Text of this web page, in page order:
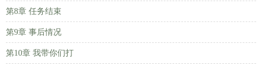
第8章 任务结束
第9章 事后情况
第10章 我带你们打